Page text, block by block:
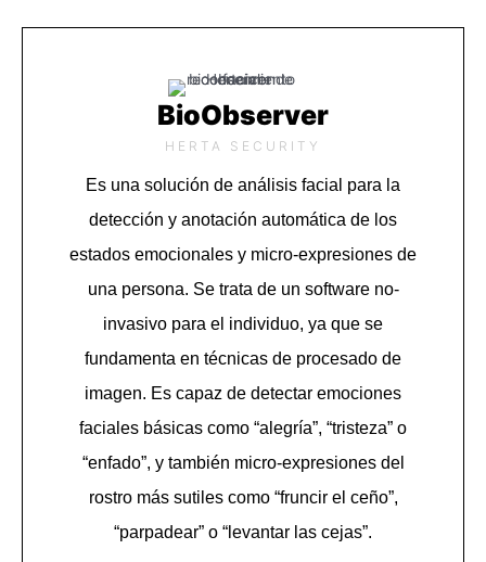
BioObserver
HERTA SECURITY
Es una solución de análisis facial para la
detección y anotación automática de los
estados emocionales y micro-expresiones de
una persona. Se trata de un software no-
invasivo para el individuo, ya que se
fundamenta en técnicas de procesado de
imagen. Es capaz de detectar emociones
faciales básicas como “alegría”, “tristeza” o
“enfado”, y también micro-expresiones del
rostro más sutiles como “fruncir el ceño”,
“parpadear” o “levantar las cejas”.